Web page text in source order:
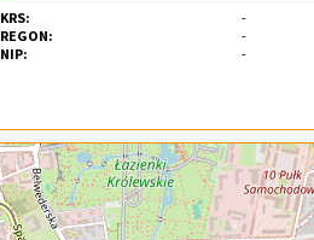
KRS:
-
REGON:
-
NIP:
-